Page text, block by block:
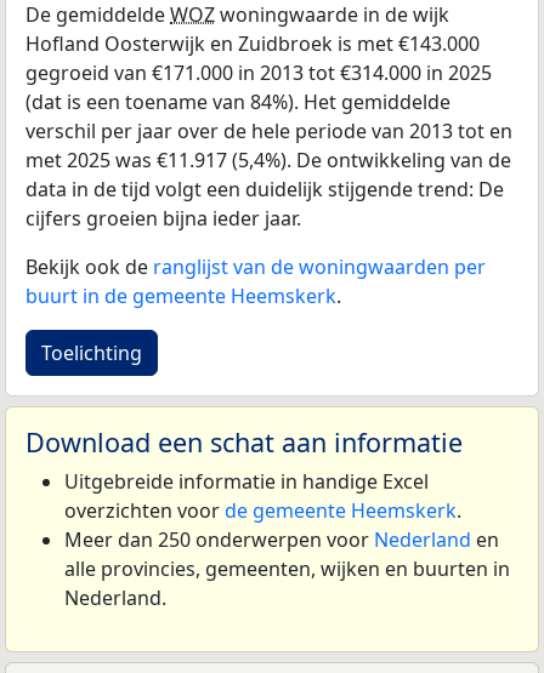
De gemiddeldeWOZwoningwaarde in de wijk
Hofland Oosterwijk en Zuidbroek is met €143.000
gegroeid van €171.000 in 2013 tot €314.000 in 2025
(dat is een toename van 84%). Het gemiddelde
verschil per jaar over de hele periode van 2013 tot en
met 2025 was €11.917 (5,4%). De ontwikkeling van de
data in de tijd volgt een duidelijk stijgende trend: De
cijfers groeien bijna ieder jaar.
Bekijk ook de ranglijst van de woningwaarden per
buurt in de gemeente Heemskerk.
Toelichting
Download een schat aan informatie
Uitgebreide informatie in handige Excel
overzichten voorde gemeente Heemskerk.
Meer dan 250 onderwerpen voor Nederland en
alle provincies, gemeenten, wijken en buurten in
Nederland.